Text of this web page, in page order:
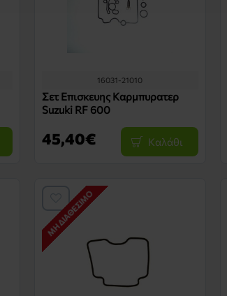
16031-21010
Σετ Επισκευης Καρμπυρατερ
Suzuki RF 600
45,40€ Καλάθι
ΜΗ ΔΙΑΘΈΣΙΜΟ